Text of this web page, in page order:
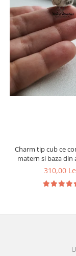
Charm tip cub ce
matern si baza din
310,00